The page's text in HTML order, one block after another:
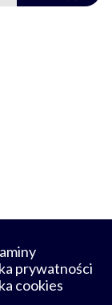
prywatności
cookies